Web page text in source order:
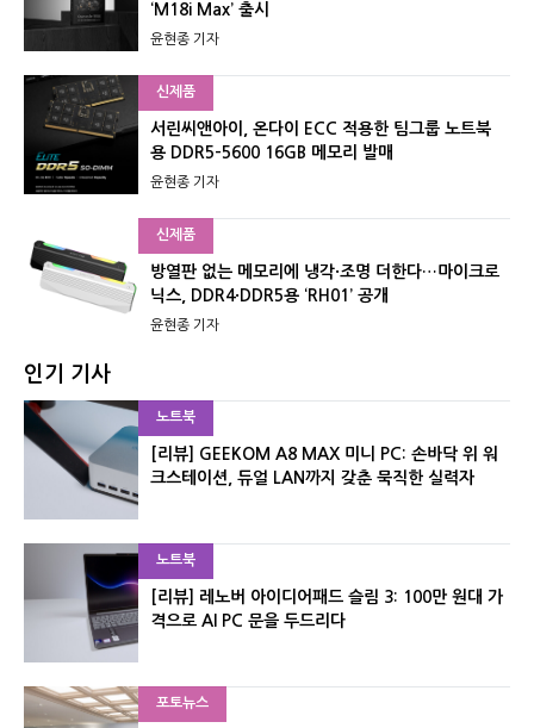
‘M18i Max’ 출시
윤현종 기자
신제품
서린씨앤아이, 온다이 ECC 적용한 팀그룹 노트북
용 DDR5-5600 16GB 메모리 발매
윤현종 기자
신제품
방열판 없는 메모리에 냉각·조명 더한다…마이크로
닉스, DDR4·DDR5용 ‘RH01’ 공개
윤현종 기자
인기 기사
노트북
[리뷰] GEEKOM A8 MAX 미니 PC: 손바닥 위 워
크스테이션, 듀얼 LAN까지 갖춘 묵직한 실력자
노트북
[리뷰] 레노버 아이디어패드 슬림 3: 100만 원대 가
격으로 AI PC 문을 두드리다
포토뉴스